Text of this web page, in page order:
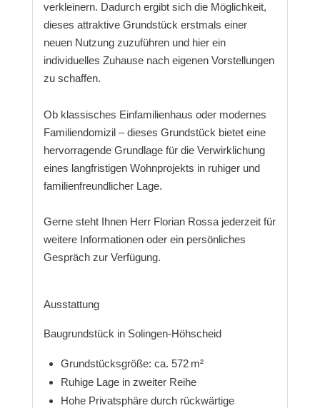
verkleinern. Dadurch ergibt sich die Möglichkeit,
dieses attraktive Grundstück erstmals einer
neuen Nutzung zuzuführen und hier ein
individuelles Zuhause nach eigenen Vorstellungen
zu schaffen.
Ob klassisches Einfamilienhaus oder modernes
Familiendomizil – dieses Grundstück bietet eine
hervorragende Grundlage für die Verwirklichung
eines langfristigen Wohnprojekts in ruhiger und
familienfreundlicher Lage.
Gerne steht Ihnen Herr Florian Rossa jederzeit für
weitere Informationen oder ein persönliches
Gespräch zur Verfügung.
Ausstattung
Baugrundstück in Solingen-Höhscheid
Grundstücksgröße: ca. 572 m²
Ruhige Lage in zweiter Reihe
Hohe Privatsphäre durch rückwärtige